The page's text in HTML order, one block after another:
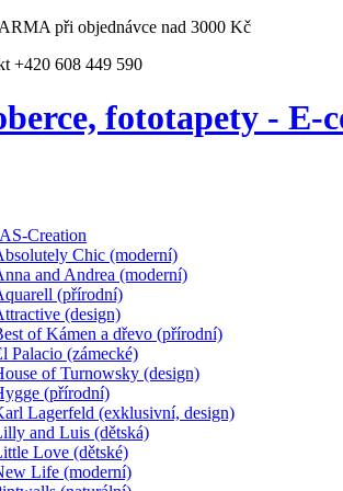
při objednávce nad 3000 Kč
+420 608 449 590
fototapety - E-
Creation
Chic (moderní)
and Andrea (moderní)
(přírodní)
(design)
of Kámen a dřevo (přírodní)
Palacio (zámecké)
of Turnowsky (design)
(přírodní)
Lagerfeld (exklusivní, design)
and Luis (dětská)
Love (dětské)
Life (moderní)